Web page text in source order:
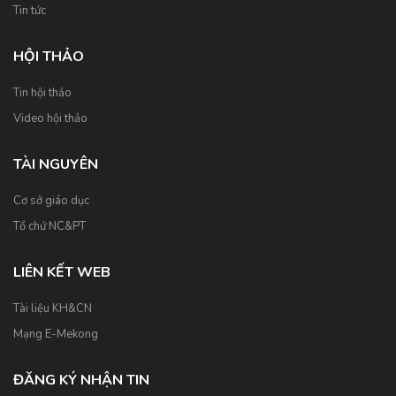
Tin tức
HỘI THẢO
Tin hội thảo
Video hội thảo
TÀI NGUYÊN
Cơ sở giáo dục
Tổ chứ NC&PT
LIÊN KẾT WEB
Tài liệu KH&CN
Mạng E-Mekong
ĐĂNG KÝ NHẬN TIN